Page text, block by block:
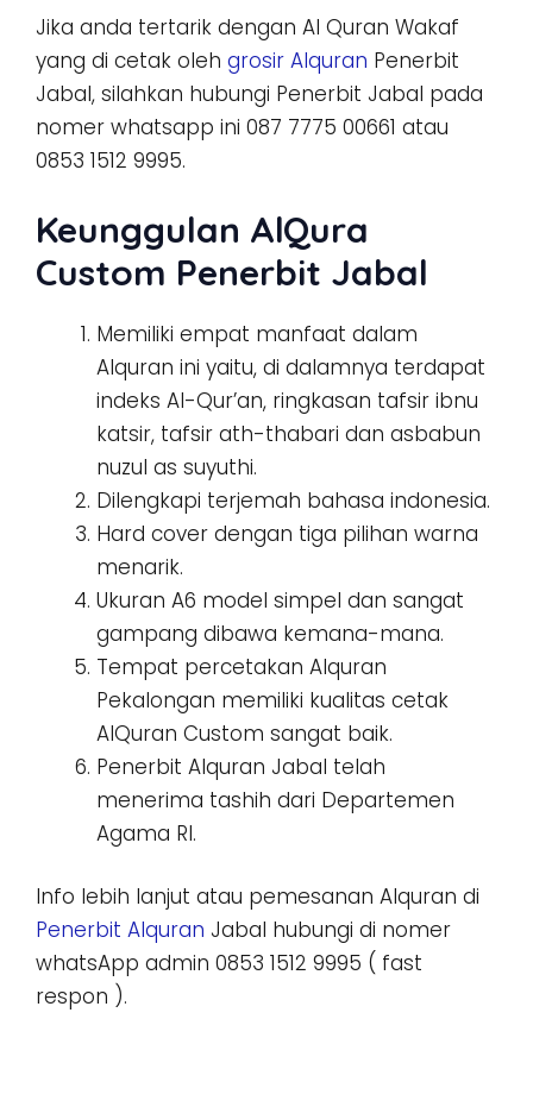
Jika anda tertarik dengan Al Quran Wakaf
yang di cetak oleh grosir Alquran Penerbit
Jabal, silahkan hubungi Penerbit Jabal pada
nomer whatsapp ini 087 7775 00661 atau
0853 1512 9995.
Keunggulan AlQura
Custom Penerbit Jabal
Memiliki empat manfaat dalam
Alquran ini yaitu, di dalamnya terdapat
indeks Al-Qur’an, ringkasan tafsir ibnu
katsir, tafsir ath-thabari dan asbabun
nuzul as suyuthi.
Dilengkapi terjemah bahasa indonesia.
Hard cover dengan tiga pilihan warna
menarik.
Ukuran A6 model simpel dan sangat
gampang dibawa kemana-mana.
Tempat percetakan Alquran
Pekalongan memiliki kualitas cetak
AlQuran Custom sangat baik.
Penerbit Alquran Jabal telah
menerima tashih dari Departemen
Agama RI.
Info lebih lanjut atau pemesanan Alquran di
Penerbit Alquran Jabal hubungi di nomer
whatsApp admin 0853 1512 9995 ( fast
respon ).